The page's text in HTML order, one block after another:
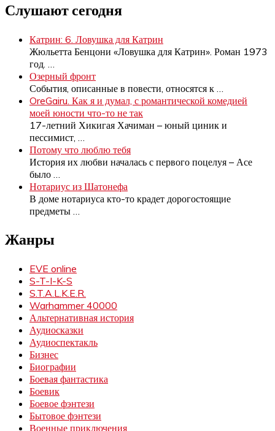
Слушают сегодня
Катрин: 6. Ловушка для Катрин
Жюльетта Бенцони «Ловушка для Катрин». Роман 1973
год.
Озерный фронт
События, описанные в повести, относятся к
OreGairu. Как я и думал, с романтической комедией
моей юности что-то не так
17-летний Хикигая Хачиман – юный циник и
пессимист,
Потому что люблю тебя
История их любви началась с первого поцелуя – Асе
было
Нотариус из Шатонефа
В доме нотариуса кто-то крадет дорогостоящие
предметы
Жанры
EVE online
S-T-I-K-S
S.T.A.L.K.E.R.
Warhammer 40000
Альтернативная история
Аудиосказки
Аудиоспектакль
Бизнес
Биографии
Боевая фантастика
Боевик
Боевое фэнтези
Бытовое фэнтези
Военные приключения